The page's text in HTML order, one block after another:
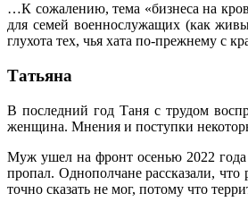
…К сожалению, тема «бизнеса на
для семей военнослужащих (как
глухота тех, чья хата по-прежнему с
Татьяна
В последний год Таня с трудом
женщина. Мнения и поступки
Муж ушел на фронт осенью 2022 года
пропал. Однополчане рассказали,
точно сказать не мог, потому что